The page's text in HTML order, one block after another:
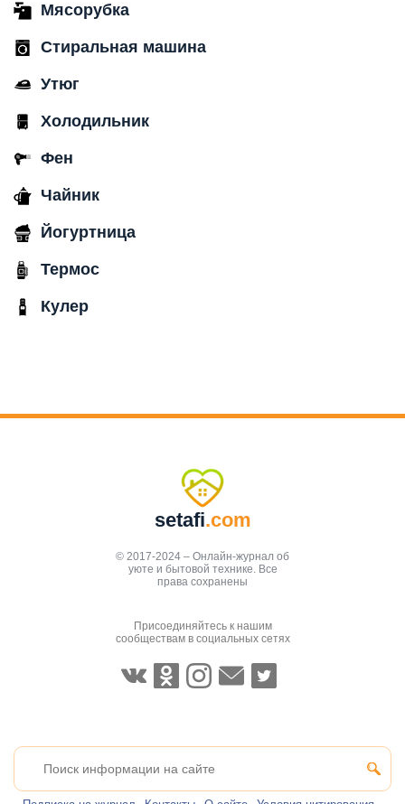
Мясорубка
Стиральная машина
Утюг
Холодильник
Фен
Чайник
Йогуртница
Термос
Кулер
setafi.com
© 2017-2024 – Онлайн-журнал об
уюте и бытовой технике. Все
права сохранены
Присоединяйтесь к нашим
сообществам в социальных сетях